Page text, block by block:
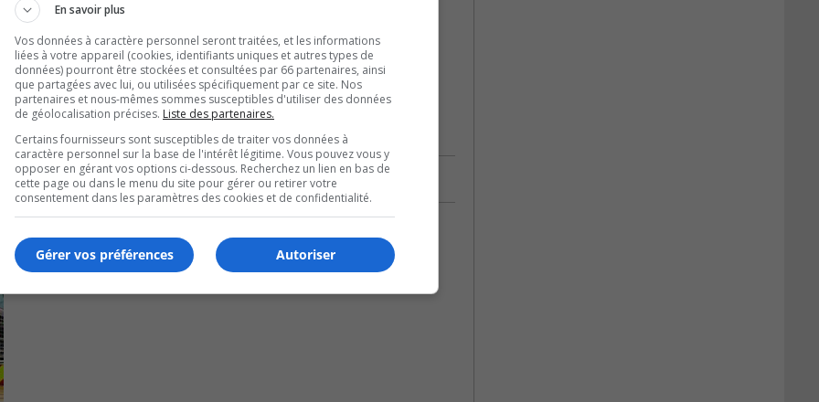
En savoir plus
Vos données à caractère personnel seront traitées, et les informations
liées à votre appareil (cookies, identifiants uniques et autres types de
données) pourront être stockées et consultées par 66 partenaires, ainsi
que partagées avec lui, ou utilisées spécifiquement par ce site. Nos
partenaires et nous-mêmes sommes susceptibles d'utiliser des données
de géolocalisation précises. Liste des partenaires.
Certains fournisseurs sont susceptibles de traiter vos données à
caractère personnel sur la base de l'intérêt légitime. Vous pouvez vous y
opposer en gérant vos options ci-dessous. Recherchez un lien en bas de
cette page ou dans le menu du site pour gérer ou retirer votre
consentement dans les paramètres des cookies et de confidentialité.
Autoriser
Gérer vos préférences